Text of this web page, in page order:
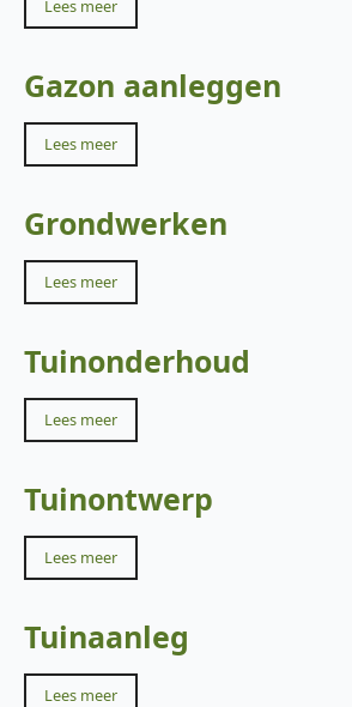
Lees meer
Gazon aanleggen
Lees meer
Grondwerken
Lees meer
Tuinonderhoud
Lees meer
Tuinontwerp
Lees meer
Tuinaanleg
Lees meer